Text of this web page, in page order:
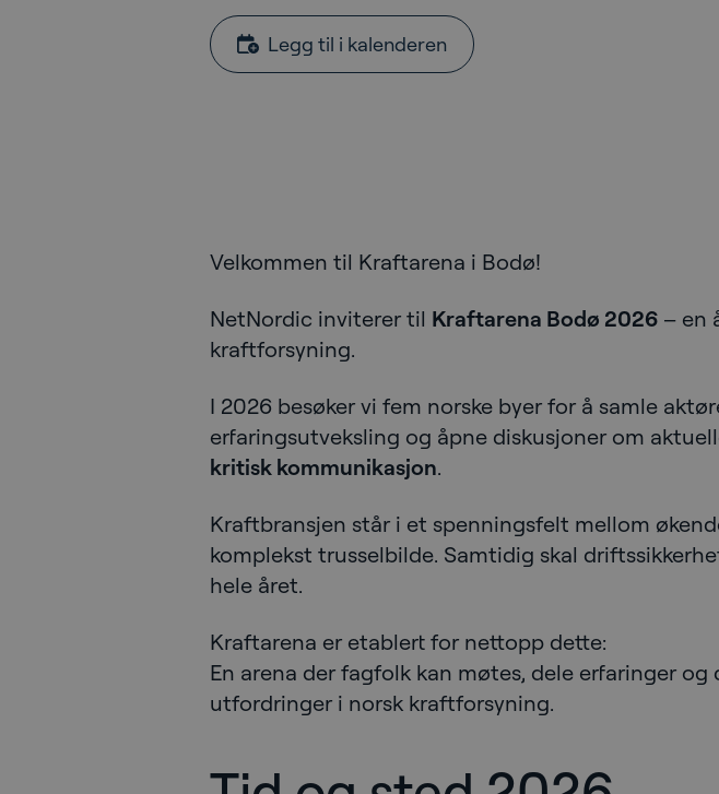
Legg til i kalenderen
Velkommen til Kraftarena i Bodø!
NetNordic inviterer til Kraftarena Bodø 2026 – en
kraftforsyning.
I 2026 besøker vi fem norske byer for å samle
erfaringsutveksling og åpne diskusjoner om
kritisk kommunikasjon.
Kraftbransjen står i et spenningsfelt mellom
komplekst trusselbilde. Samtidig skal
hele året.
Kraftarena er etablert for nettopp dette:
En arena der fagfolk kan møtes, dele erfaringer
utfordringer i norsk kraftforsyning.